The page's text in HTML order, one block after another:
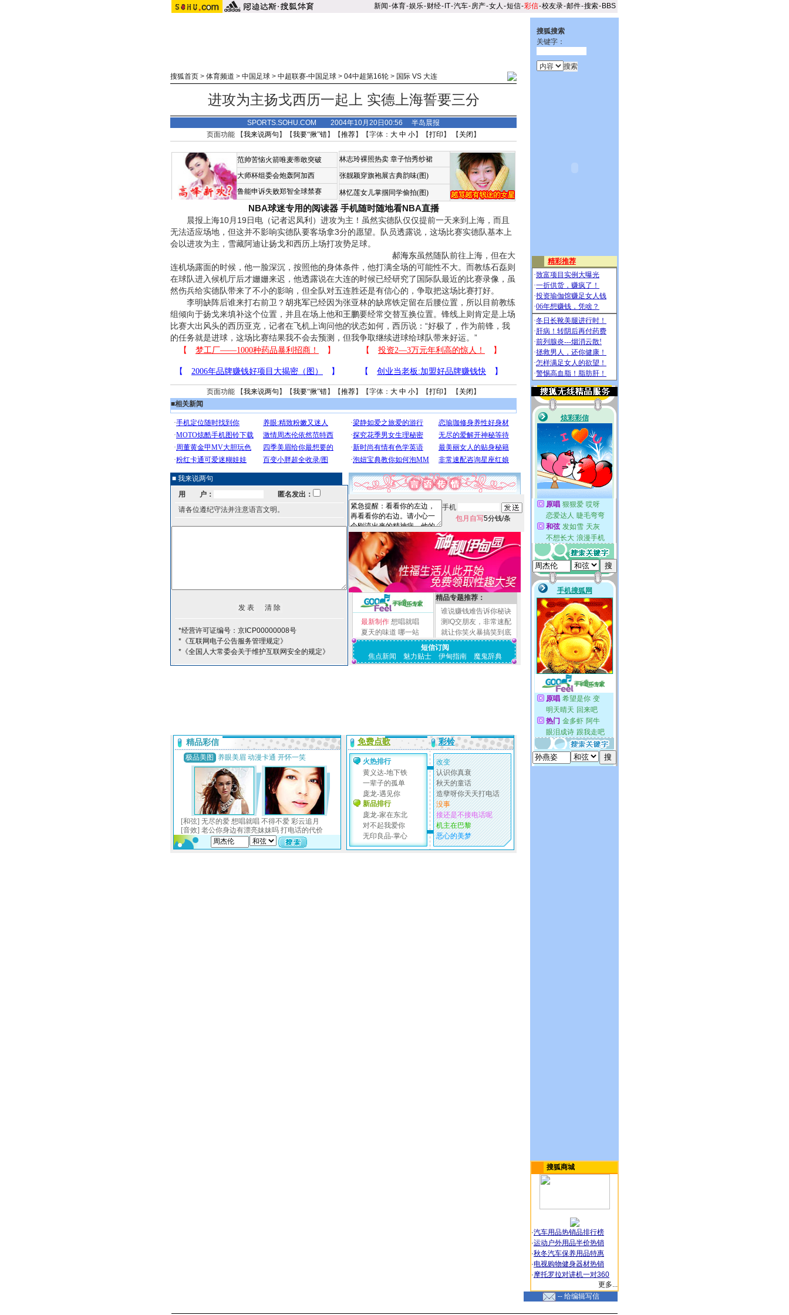
新闻-体育-娱乐-财经- IT-汽车-房产-女人 -短信-彩信-校友录-邮件-搜索- BBS
搜狐首页 > 体育频道 > 中国足球 > 中超联赛-中国足球 > 04中超第16轮 > 国际 VS 大连
进攻为主扬戈西历一起上 实德上海誓要三分
SPORTS.SOHU.COM 2004年10月20日00:56 半岛晨报
页面功能 【我来说两句 】【我要“揪”错】【推荐】【字体： 大 中 小】【打印 】 【 关闭 】
范帅苦恼火箭唯麦蒂敢突破
大师杯组委会炮轰阿加西
鲁能申诉失败郑智全球禁赛
林志玲裸照热卖 章子怡秀纱裙
张靓颖穿旗袍展古典韵味(图)
林忆莲女儿掌掴同学偷拍(图)
NBA球迷专用的阅读器 手机随时随地看NBA直播
晨报上海10月19日电（记者迟凤利）进攻为主！虽然实德队仅仅提前一天来到上海，而且
无法适应场地，但这并不影响实德队要客场拿3分的愿望。队员透露说，这场比赛实德队基本上
会以进攻为主，雪藏阿迪让扬戈和西历上场打攻势足球。
郝海东虽然随队前往上海，但在大
连机场露面的时候，他一脸深沉，按照他的身体条件，他打满全场的可能性不大。而教练石磊则
在球队进入候机厅后才姗姗来迟，他透露说在大连的时候已经研究了国际队最近的比赛录像，虽
然伤兵给实德队带来了不小的影响，但全队对五连胜还是有信心的，争取把这场比赛打好。
李明缺阵后谁来打右前卫？胡兆军已经因为张亚林的缺席铁定留在后腰位置，所以目前教练
组倾向于扬戈来填补这个位置，并且在场上他和王鹏要经常交替互换位置。锋线上则肯定是上场
比赛大出风头的西历亚克，记者在飞机上询问他的状态如何，西历说：“好极了，作为前锋，我
的任务就是进球，这场比赛结果我不会去预测，但我争取继续进球给球队带来好运。”
页面功能 【我来说两句 】【我要“揪”错】【推荐】【字体： 大 中 小】【打印 】 【 关闭 】
■相关新闻
■ 我来说两句
用 户：
匿名发出：
请各位遵纪守法并注意语言文明。
*经营许可证编号：京ICP00000008号
*《互联网电子公告服务管理规定》
*《全国人大常委会关于维护互联网安全的规定》
手机
包月自写5分钱/条
最新制作 想唱就唱
夏天的味道 哪一站
精品专题推荐：
谁说赚钱难告诉你秘诀
测IQ交朋友，非常速配
就让你笑火暴搞笑到底
短信订阅
焦点新闻
魅力贴士 伊甸指南 魔鬼辞典
搜狐搜索
关键字：
搜狐商城
·汽车用品热销品排行榜
·运动户外用品半价热销
·秋冬汽车保养用品特惠
·电视购物健身器材热销
·摩托罗拉对讲机一对360
更多...
-- 给编辑写信